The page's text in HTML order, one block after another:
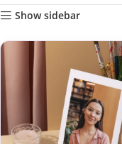
Show sidebar